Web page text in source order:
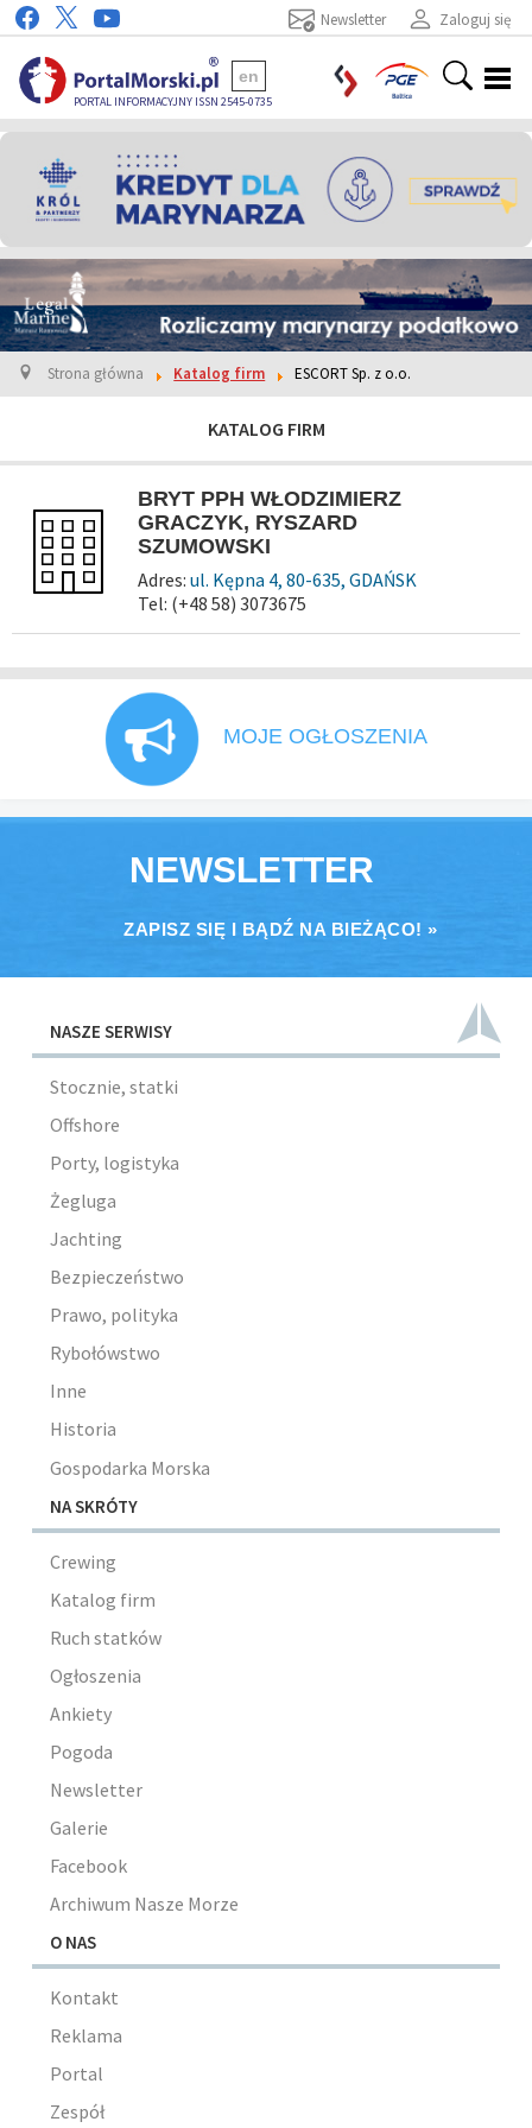
Zaloguj się
Newsletter
PORTAL INFORMACYJNY ISSN 2545-0735
en
Strona główna Katalog firm ESCORT Sp. z o.o.
KATALOG FIRM
BRYT PPH WŁODZIMIERZ
GRACZYK, RYSZARD
SZUMOWSKI
Adres: ul. Kępna 4, 80-635, GDAŃSK
Tel: (+48 58) 3073675
MOJE OGŁOSZENIA
NEWSLETTER
ZAPISZ SIĘ I BĄDŹ NA BIEŻĄCO! »
NASZE SERWISY
Stocznie, statki
Offshore
Porty, logistyka
Żegluga
Jachting
Bezpieczeństwo
Prawo, polityka
Rybołówstwo
Inne
Historia
Gospodarka Morska
NA SKRÓTY
Crewing
Katalog firm
Ruch statków
Ogłoszenia
Ankiety
Pogoda
Newsletter
Galerie
Facebook
Archiwum Nasze Morze
O NAS
Kontakt
Reklama
Portal
Zespół